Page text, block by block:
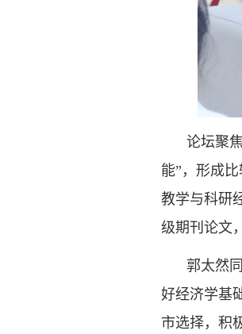
论坛聚
能”，形成
教学与科研
级期刊论文
郭太然
好经济学基
市选择，积